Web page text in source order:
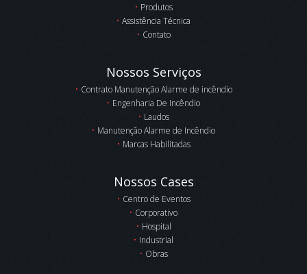
Produtos
Assistência Técnica
Contato
Nossos Serviços
Contrato Manutenção Alarme de incêndio
Engenharia De Incêndio
Laudos
Manutenção Alarme de Incêndio
Marcas Habilitadas
Nossos Cases
Centro de Eventos
Corporativo
Hospital
Industrial
Obras